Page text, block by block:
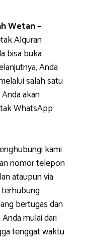
Wetan –
Alquran
bisa buka
Anda
salah satu
akan
WhatsApp
kami
nomor telepon
ataupun via
terhubung
bertugas dan
mulai dari
tenggat waktu